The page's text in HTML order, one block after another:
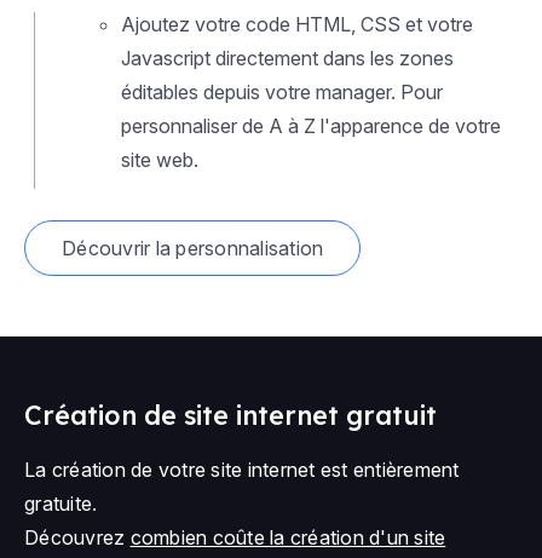
Ajoutez votre code HTML, CSS et votre
Javascript directement dans les zones
éditables depuis votre manager. Pour
personnaliser de A à Z l'apparence de votre
site web.
Découvrir la personnalisation
Création de site internet gratuit
La création de votre site internet est entièrement
gratuite.
Découvrez combien coûte la création d'un site